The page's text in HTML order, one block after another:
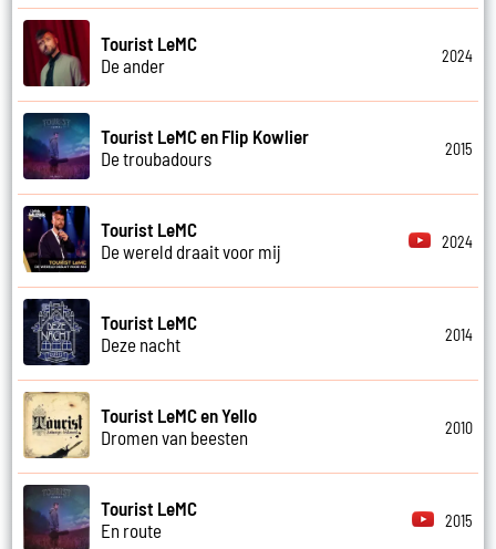
Tourist LeMC
De ander
2024
Tourist LeMC en Flip Kowlier
De troubadours
2015
Tourist LeMC
De wereld draait voor mij
2024
Tourist LeMC
Deze nacht
2014
Tourist LeMC en Yello
Dromen van beesten
2010
Tourist LeMC
En route
2015